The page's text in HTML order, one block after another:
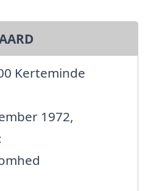
Kerteminde
1972,